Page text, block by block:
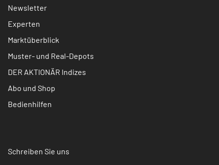
Newsletter
Experten
Marktüberblick
Muster- und Real-Depots
DER AKTIONÄR Indizes
Abo und Shop
Bedienhilfen
Schreiben Sie uns